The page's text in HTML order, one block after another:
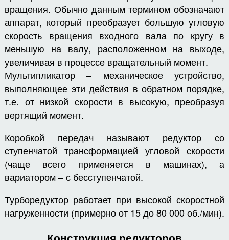
вращения. Обычно данным термином обозначают
аппарат, который преобразует большую угловую
скорость вращения входного вала по кругу в
меньшую на валу, расположенном на выходе,
увеличивая в процессе вращательный момент.
Мультипликатор – механическое устройство,
выполняющее эти действия в обратном порядке,
т.е. от низкой скорости в высокую, преобразуя
вертящий момент.
Коробкой передач называют редуктор со
ступенчатой трансформацией угловой скорости
(чаще всего применяется в машинах), а
вариатором – с бесступенчатой.
Турборедуктор работает при высокой скоростной
нагруженности (примерно от 15 до 80 000 об./мин).